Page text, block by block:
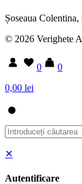
Șoseaua
© 2026 Verighete
0
0
0,00 lei
✕
Autentificare